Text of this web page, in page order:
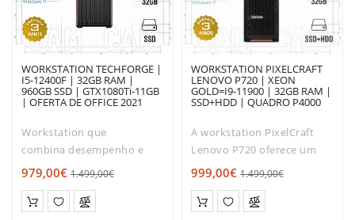
WORKSTATION TECHFORGE |
I5-12400F | 32GB RAM |
960GB SSD | GTX1080Ti-11GB
| OFERTA DE OFFICE 2021
Workstation que
combina desempenho e
robustez.Com o tamanho
apartamentos modernos, o
979,00€ 1.499,00€
WORKSTATION PIXELCRAFT
LENOVO P720 | XEON
GOLD=I9-11900 | 32GB RAM |
SSD+HDD | QUADRO P4000
A workstation PixelCraft
Lenovo P720 oferece um
desempenho potente para
que tem de executar.A
999,00€ 1.499,00€